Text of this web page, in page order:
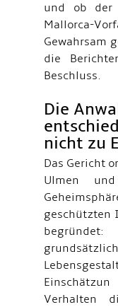
und ob der
Mallorca-
Gewahrsam
die
Beschluss.
Die
nicht zu
Das Gericht
Ulmen
geschützten
Verhalten